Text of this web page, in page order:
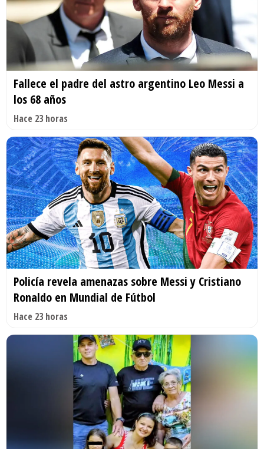
Fallece el padre del astro argentino Leo Messi a
los 68 años
Hace 23 horas
Policía revela amenazas sobre Messi y Cristiano
Ronaldo en Mundial de Fútbol
Hace 23 horas